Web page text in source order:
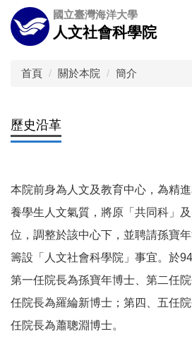
跳
到
主
國立臺灣海洋大學
人文社會科學院
首頁 關於本院 簡介
歷史沿革
本院前身為人文及教育中心，為精
養學生人文氣質，將原「共同科」
位，調整於該中心下，並聘請孫寶
籌設「人文社會科學院」事宜。於
第一任院長為孫寶年博士、第二任
任院長為羅綸新博士；第四、五任
任院長為蕭聰淵博士。